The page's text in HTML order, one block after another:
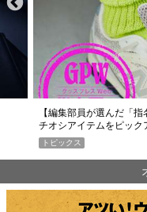
「買って損なし」の極
AWARD】
トピックス